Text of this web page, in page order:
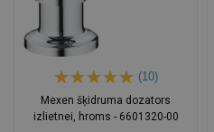
(10)
Mexen šķidruma dozators
izlietnei, hroms - 6601320-00